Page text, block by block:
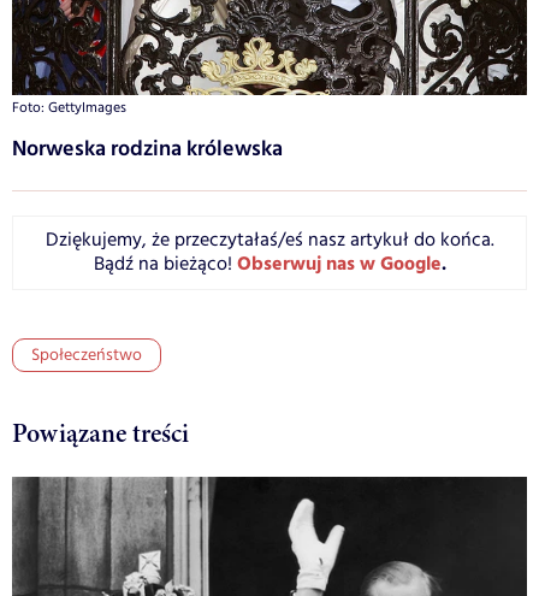
Foto: GettyImages
Norweska rodzina królewska
Dziękujemy, że przeczytałaś/eś nasz artykuł do końca.
Bądź na bieżąco! Obserwuj nas w Google.
Społeczeństwo
Powiązane treści